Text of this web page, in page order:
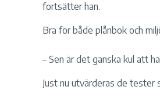
fortsätter han.
Bra för både plånbok och
– Sen är det ganska kul att
Just nu utvärderas de tester